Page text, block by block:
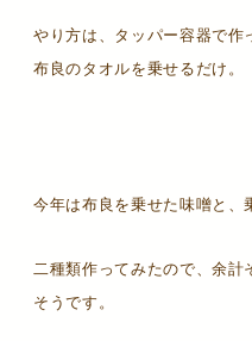
やり方は、タッパー容器で作
布良のタオルを乗せるだけ。
今年は布良を乗せた味噌と、
二種類作ってみたので、余計
そうです。